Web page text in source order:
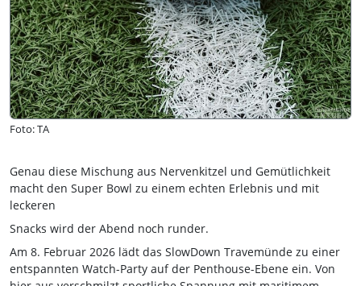
Foto: TA
Genau diese Mischung aus Nervenkitzel und Gemütlichkeit
macht den Super Bowl zu einem echten Erlebnis und mit
leckeren
Snacks wird der Abend noch runder.
Am 8. Februar 2026 lädt das SlowDown Travemünde zu einer
entspannten Watch-Party auf der Penthouse-Ebene ein. Von